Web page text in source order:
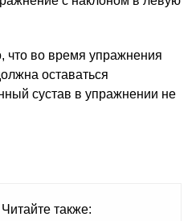
что во время упражнения
оставаться
сустав в упражнении не
Читайте также: